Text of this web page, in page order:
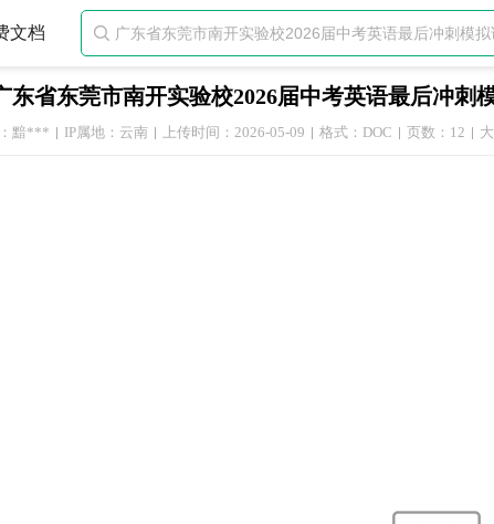
文档 
东省东莞市南开实验校2026届中考英语最后冲刺
：黯*** IP属地：云南 上传时间：2026-05-09 格式：DOC 页数：12